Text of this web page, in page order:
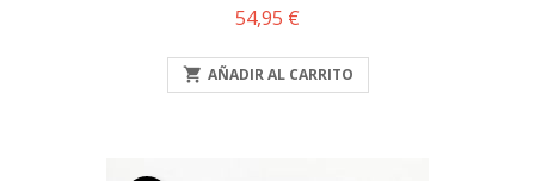
Precio
54,95 €
 AÑADIR AL CARRITO